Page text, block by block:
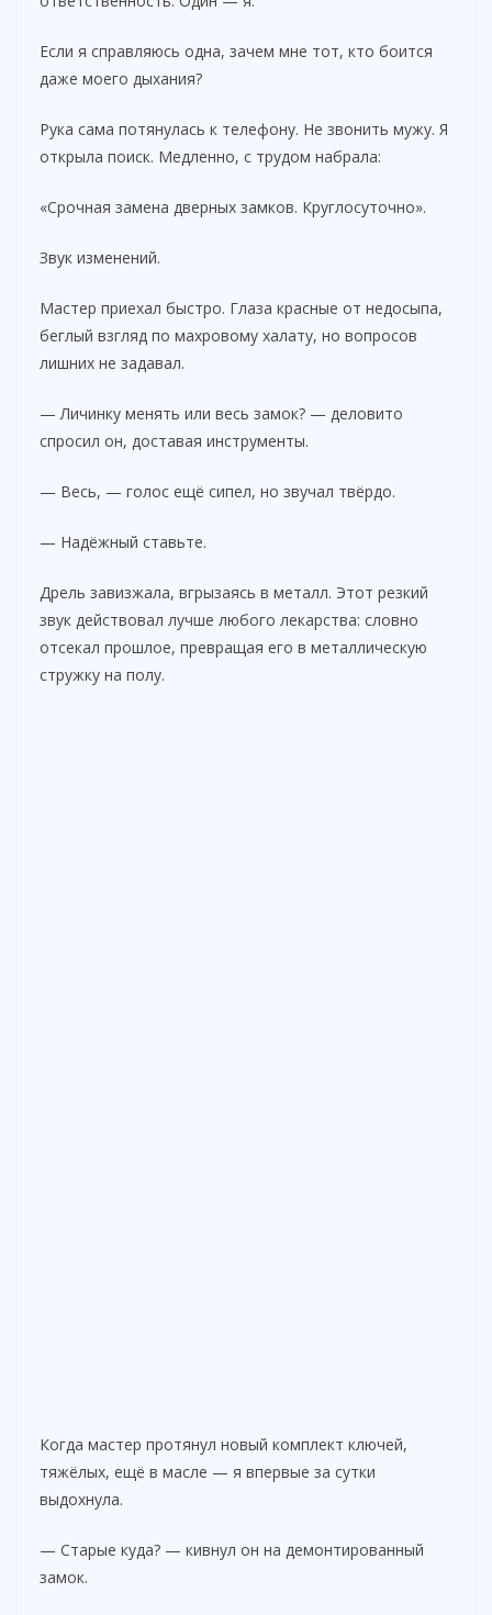
Если я справляюсь одна, зачем мне тот, кто боится
даже моего дыхания?
Рука сама потянулась к телефону. Не звонить мужу. Я
открыла поиск. Медленно, с трудом набрала:
«Срочная замена дверных замков. Круглосуточно».
Звук изменений.
Мастер приехал быстро. Глаза красные от недосыпа,
беглый взгляд по махровому халату, но вопросов
лишних не задавал.
— Личинку менять или весь замок? — деловито
спросил он, доставая инструменты.
— Весь, — голос ещё сипел, но звучал твёрдо.
— Надёжный ставьте.
Дрель завизжала, вгрызаясь в металл. Этот резкий
звук действовал лучше любого лекарства: словно
отсекал прошлое, превращая его в металлическую
стружку на полу.
Когда мастер протянул новый комплект ключей,
тяжёлых, ещё в масле — я впервые за сутки
выдохнула.
— Старые куда? — кивнул он на демонтированный
замок.